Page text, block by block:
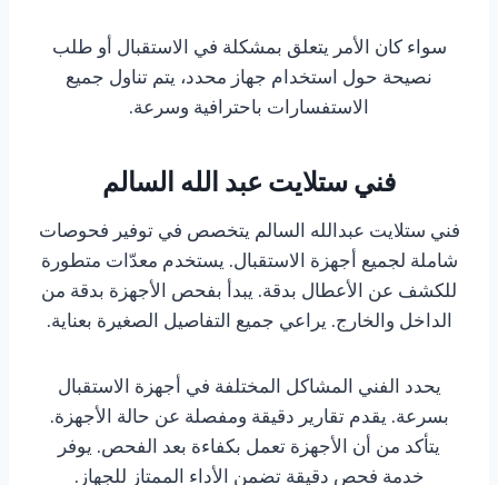
سواء كان الأمر يتعلق بمشكلة في الاستقبال أو طلب
نصيحة حول استخدام جهاز محدد، يتم تناول جميع
الاستفسارات باحترافية وسرعة.
فني ستلايت عبد الله السالم
فني ستلايت عبدالله السالم يتخصص في توفير فحوصات
شاملة لجميع أجهزة الاستقبال. يستخدم معدّات متطورة
للكشف عن الأعطال بدقة. يبدأ بفحص الأجهزة بدقة من
الداخل والخارج. يراعي جميع التفاصيل الصغيرة بعناية.
يحدد الفني المشاكل المختلفة في أجهزة الاستقبال
بسرعة. يقدم تقارير دقيقة ومفصلة عن حالة الأجهزة.
يتأكد من أن الأجهزة تعمل بكفاءة بعد الفحص. يوفر
خدمة فحص دقيقة تضمن الأداء الممتاز للجهاز.